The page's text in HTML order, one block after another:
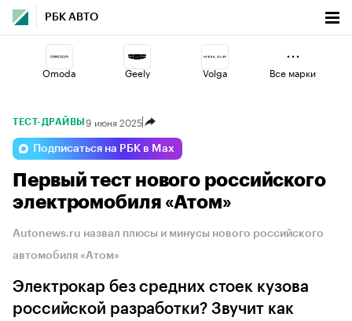
РБК АВТО
Omoda Geely Volga
Jaecoo Haval
Esteo Voyah Lada
Все марки
ТЕСТ-ДРАЙВЫ 9 июня 2025
Подписаться на РБК в Max
Первый тест нового российского
электромобиля «Атом»
Autonews.ru назвал плюсы и минусы нового российского
автомобиля «Атом»
Электрокар без средних стоек кузова
российской разработки? Звучит как